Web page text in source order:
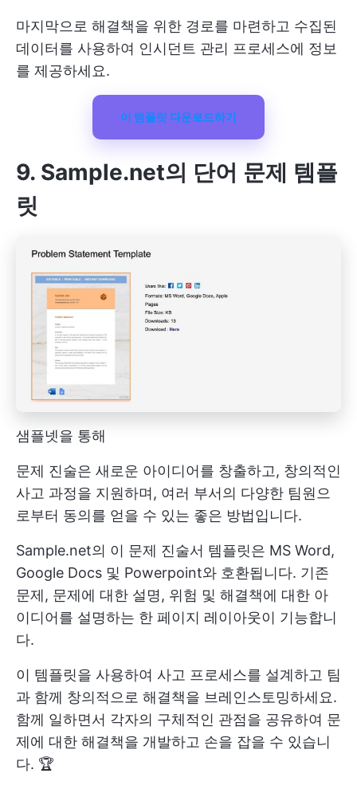
마지막으로 해결책을 위한 경로를 마련하고 수집된
데이터를 사용하여 인시던트 관리 프로세스에 정보
를 제공하세요.
이 템플릿 다운로드하기
9. Sample.net의 단어 문제 템플
릿
샘플넷을 통해
문제 진술은 새로운 아이디어를 창출하고, 창의적인
사고 과정을 지원하며, 여러 부서의 다양한 팀원으
로부터 동의를 얻을 수 있는 좋은 방법입니다.
Sample.net의 이 문제 진술서 템플릿은 MS Word,
Google Docs 및 Powerpoint와 호환됩니다. 기존
문제, 문제에 대한 설명, 위험 및 해결책에 대한 아
이디어를 설명하는 한 페이지 레이아웃이 기능합니
다.
이 템플릿을 사용하여 사고 프로세스를 설계하고 팀
과 함께 창의적으로 해결책을 브레인스토밍하세요.
함께 일하면서 각자의 구체적인 관점을 공유하여 문
제에 대한 해결책을 개발하고 손을 잡을 수 있습니
다. 🏆